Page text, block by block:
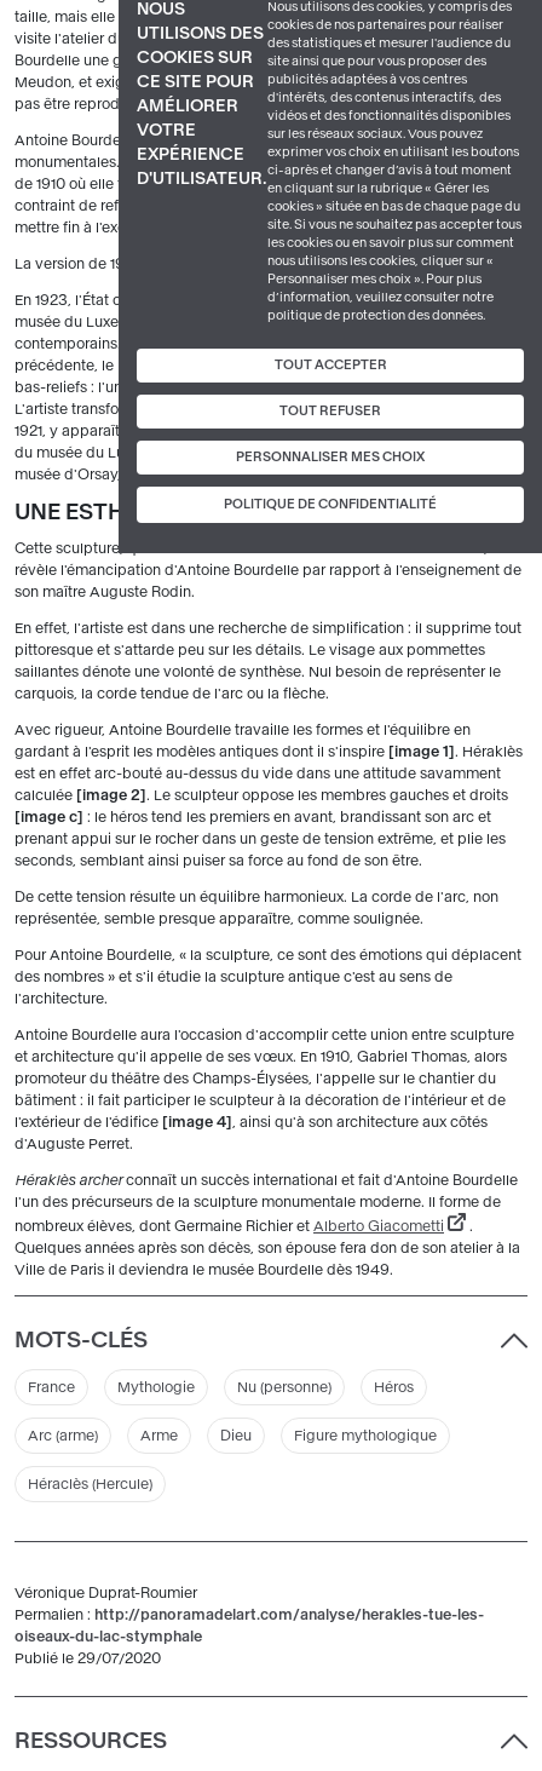
NOUS
UTILISONS DES
COOKIES SUR
CE SITE POUR
AMÉLIORER
VOTRE
EXPÉRIENCE
D'UTILISATEUR.
Nous utilisons des cookies, y compris des
cookies de nos partenaires pour réaliser
des statistiques et mesurer l'audience du
site ainsi que pour vous proposer des
publicités adaptées à vos centres
d'intérêts, des contenus interactifs, des
vidéos et des fonctionnalités disponibles
sur les réseaux sociaux. Vous pouvez
exprimer vos choix en utilisant les boutons
ci-après et changer d’avis à tout moment
en cliquant sur la rubrique « Gérer les
cookies » située en bas de chaque page du
site. Si vous ne souhaitez pas accepter tous
les cookies ou en savoir plus sur comment
nous utilisons les cookies, cliquer sur «
Personnaliser mes choix ». Pour plus
d’information, veuillez consulter notre
politique de protection des données.
TOUT ACCEPTER
TOUT REFUSER
PERSONNALISER MES CHOIX
POLITIQUE DE CONFIDENTIALITÉ
taille, mais elle suscite l'admiration du financier Gabriel Thomas lorsqu'il
visite l'atelier du sculpteur. Cet amateur d'art commande à Antoine
Bourdelle une grande version en bronze pour le jardin de sa maison de
Meudon, et exige l'exclusivité de la sculpture, c'est-à-dire qu'elle ne pourra
pas être reproduite.
Antoine Bourdelle réalise un nouveau plâtre aux dimensions
monumentales. L'œuvre, fondue par Eugène Rudier, est présentée au
Salon
de 1910 où elle fait sensation. image 3 . Très sollicité, le sculpteur se voit
contraint de refuser des ventes. Aussi le commanditaire accepte-t-il de
mettre fin à l'exclusivité.
La version de 1910 est finalement éditée en dix exemplaires.
En 1923, l'État commande une deuxième version monumentale pour le
musée du Luxembourg, où sont alors exposées les œuvres des artistes
contemporains. Si la figure d'Héraklès est identique à celle de la version
précédente, le rocher est cependant modifié et complété de deux petits
bas-reliefs : l'un représente l'hydre de Lerne et l'autre le lion de Némée.
L'artiste transforme légèrement la base, et son monogramme, conçu en
1921, y apparaît
image d .Héraklès archerentre ainsi dans les collections
du musée du Luxembourg en 1926. L'œuvre est aujourd'hui conservée au
musée d'Orsay, et le plâtre original au musée Bourdelle.
UNE ESTHÉTIQUE MODERNE
Cette sculpture, qui met en scène la lutte du héros avec les monstres,
révèle l'émancipation d'Antoine Bourdelle par rapport à l'enseignement de
son maître Auguste Rodin.
En effet, l'artiste est dans une recherche de simplification : il supprime tout
pittoresque et s'attarde peu sur les détails. Le visage aux pommettes
saillantes dénote une volonté de synthèse. Nul besoin de représenter le
carquois, la corde tendue de l'arc ou la flèche.
Avec rigueur, Antoine Bourdelle travaille les formes et l'équilibre en
gardant à l'esprit les modèles antiques dont il s'inspire
image 1
. Héraklès
est en effet arc-bouté au-dessus du vide dans une attitude savamment
calculée
image 2 . Le sculpteur oppose les membres gauches et droits
image c
: le héros tend les premiers en avant, brandissant son arc et
prenant appui sur le rocher dans un geste de tension extrême, et plie les
seconds, semblant ainsi puiser sa force au fond de son être.
De cette tension résulte un équilibre harmonieux. La corde de l'arc, non
représentée, semble presque apparaître, comme soulignée.
Pour Antoine Bourdelle, « la sculpture, ce sont des émotions qui déplacent
des nombres » et s'il étudie la sculpture antique c'est au sens de
l'architecture.
Antoine Bourdelle aura l'occasion d'accomplir cette union entre sculpture
et architecture qu'il appelle de ses vœux. En 1910, Gabriel Thomas, alors
promoteur du théâtre des Champs-Élysées, l'appelle sur le chantier du
bâtiment : il fait participer le sculpteur à la décoration de l'intérieur et de
l'extérieur de l'édifice
image 4
, ainsi qu'à son architecture aux côtés
d'Auguste Perret.
Héraklès archerconnaît un succès international et fait d'Antoine Bourdelle
l'un des précurseurs de la sculpture monumentale moderne. Il forme de
nombreux élèves, dont Germaine Richier et Alberto Giacometti
.
Quelques années après son décès, son épouse fera don de son atelier à la
Ville de Paris il deviendra le musée Bourdelle dès 1949.
MOTS-CLÉS
France Mythologie Nu (personne) Héros
Arc (arme) Arme Dieu Figure mythologique
Héraclès (Hercule)
Véronique Duprat-Roumier
Permalien : http://panoramadelart.com/analyse/herakles-tue-les-
oiseaux-du-lac-stymphale
Publié le 29/07/2020
RESSOURCES